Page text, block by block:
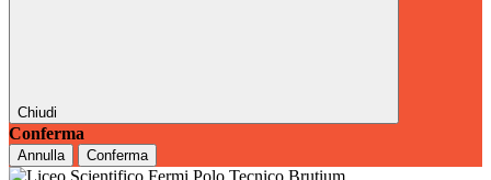
Chiudi
Conferma
Annulla Conferma